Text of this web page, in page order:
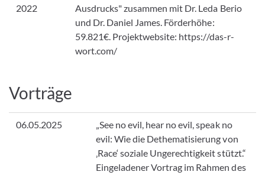
2022
Ausdrucks" zusammen mit Dr. Leda Berio
und Dr. Daniel James. Förderhöhe:
59.821€. Projektwebsite: https://das-r-
wort.com/
Vorträge
06.05.2025
„See no evil, hear no evil, speak no
evil: Wie die Dethematisierung von
‚Race‘ soziale Ungerechtigkeit stützt.“
Eingeladener Vortrag im Rahmen des